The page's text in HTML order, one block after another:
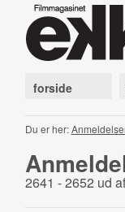
forside
Du er her:
2641 - 2652 ud